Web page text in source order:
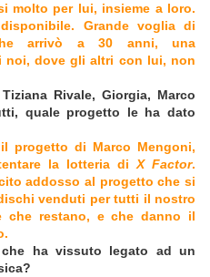
molto per lui, insieme a loro.
Grande voglia di
arrivò a 30 anni, una
dove gli altri con lui, non
Rivale, Giorgia, Marco
quale progetto le ha dato
progetto di Marco Mengoni,
la lotteria di X Factor.
addosso al progetto che si
venduti per tutti il nostro
che restano, e che danno il
ha vissuto legato ad un